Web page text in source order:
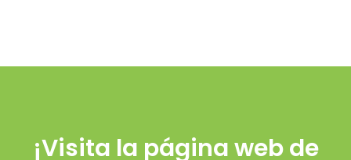
¡Visita la página web de